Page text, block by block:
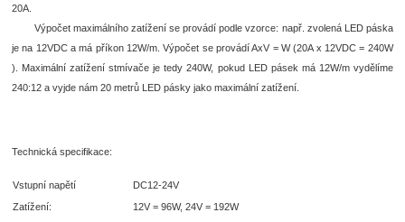
20A.
Výpočet maximálního zatížení se provádí podle vzorce: např. zvolená LED páska
je na 12VDC a má příkon 12W/m. Výpočet se provádí AxV = W (20A x 12VDC = 240W
). Maximální zatížení stmívače je tedy 240W, pokud LED pásek má 12W/m vydělíme
240:12 a vyjde nám 20 metrů LED pásky jako maximální zatížení.
Technická specifikace:
Vstupní napětí
DC12-24V
Zatížení:
12V = 96W, 24V = 192W